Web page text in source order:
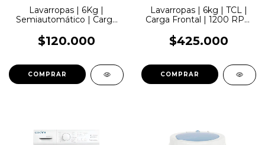
Lavarropas | 6Kg |
Semiautomático | Carga
$120.000
Lavarropas | 6kg | TCL |
Carga Frontal | 1200 RPM
$425.000
COMPRAR